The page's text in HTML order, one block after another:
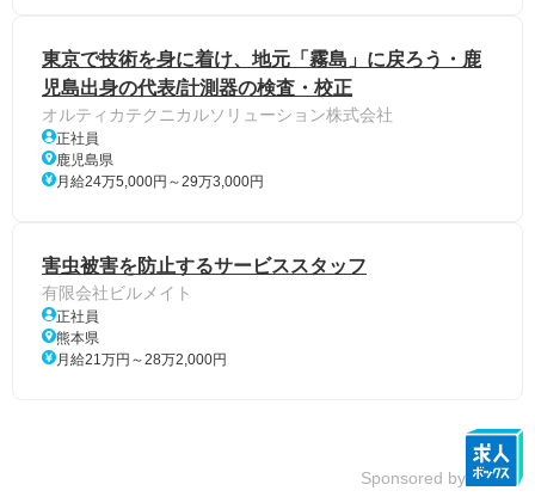
東京で技術を身に着け、地元「霧島」に戻ろう・鹿
児島出身の代表/計測器の検査・校正
オルティカテクニカルソリューション株式会社
正社員
鹿児島県
月給24万5,000円～29万3,000円
害虫被害を防止するサービススタッフ
有限会社ビルメイト
正社員
熊本県
月給21万円～28万2,000円
Sponsored by